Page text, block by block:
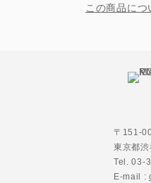
この商品につ
〒151-
東京都
Tel. 03-
E-mail :